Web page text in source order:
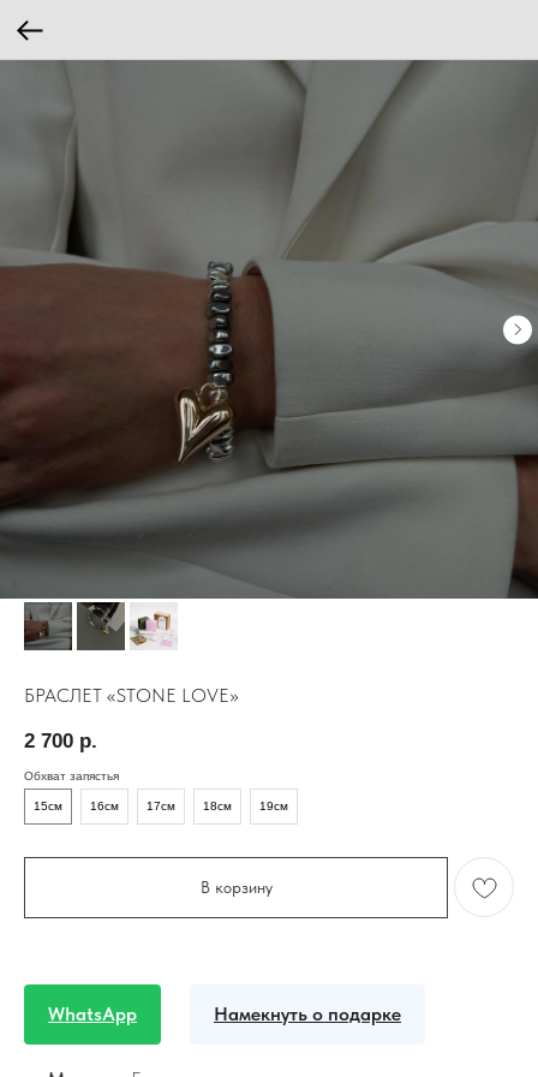
БРАСЛЕТ «STONE LOVE»
2 700 р.
Обхват запястья
15см 16см 17см 18см 19см
В корзину
WhatsApp Намекнуть о подарке